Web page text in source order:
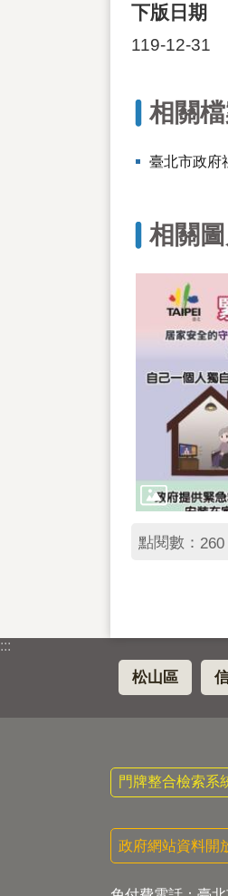
下版日期
119-12-31
相關
臺北市政府
相關
點閱數： 260
:::
松山區
門牌整合檢索系
政府網站資料開